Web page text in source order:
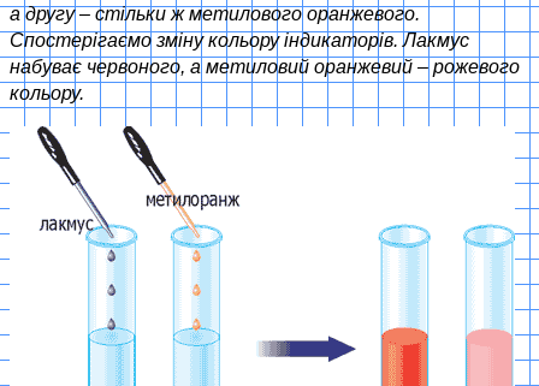
а другу – стільки ж метилового оранжевого.
Спостерігаємо зміну кольору індикаторів. Лакмус
набуває червоного, а метиловий оранжевий – рожевого
кольору.